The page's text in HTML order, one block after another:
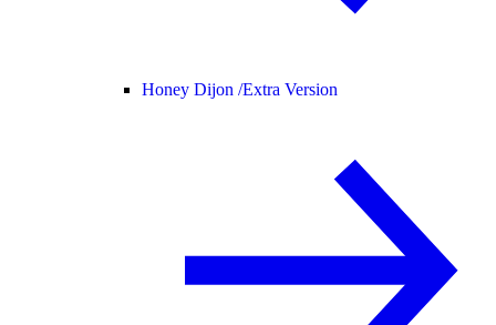
Honey Dijon /Extra Version